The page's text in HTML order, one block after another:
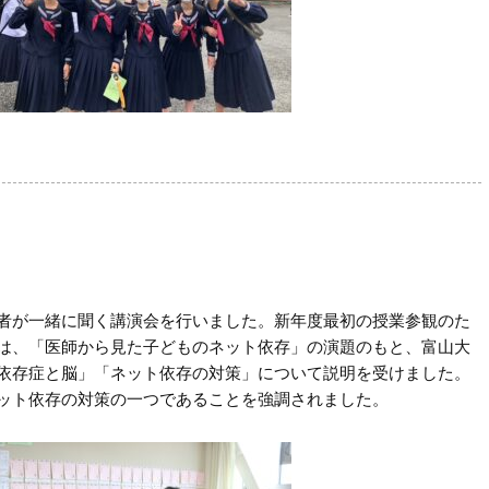
一緒に聞く講演会を行いました。新年度最初の授業参観のた
「医師から見た子どものネット依存」の演題のもと、富山大
症と脳」「ネット依存の対策」について説明を受けました。
依存の対策の一つであることを強調されました。